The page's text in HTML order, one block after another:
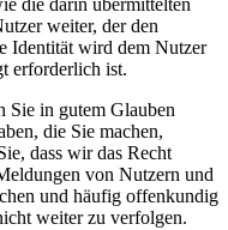
die darin übermittelten
weiter, der den
Identität wird dem Nutzer
erforderlich ist.
Sie in gutem Glauben
die Sie machen,
dass wir das Recht
von Nutzern und
und häufig offenkundig
weiter zu verfolgen.